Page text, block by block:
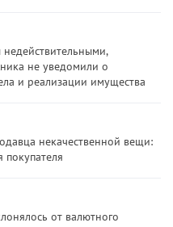
не уведомили о
и реализации имущества
некачественной вещи:
покупателя
от валютного